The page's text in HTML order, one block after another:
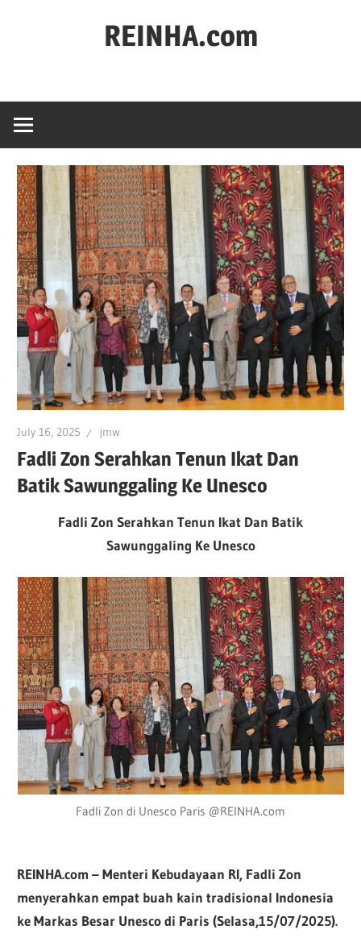
REINHA.com
July 16, 2025 jmw
Fadli Zon Serahkan Tenun Ikat Dan
Batik Sawunggaling Ke Unesco
Fadli Zon Serahkan Tenun Ikat Dan Batik
Sawunggaling Ke Unesco
Fadli Zon di Unesco Paris @REINHA.com
REINHA.com – Menteri Kebudayaan RI, Fadli Zon
menyerahkan empat buah kain tradisional Indonesia
ke Markas Besar Unesco di Paris (Selasa,15/07/2025).